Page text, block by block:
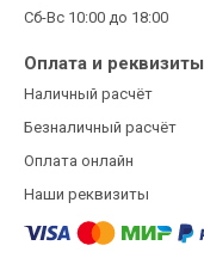
Сб-Вс 10:00 до 18:00
Оплата и реквизиты
Наличный расчёт
Безналичный расчёт
Оплата онлайн
Наши реквизиты